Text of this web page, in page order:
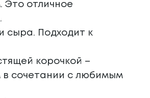
Это отличное
сыра. Подходит к
корочкой –
сочетании с любимым